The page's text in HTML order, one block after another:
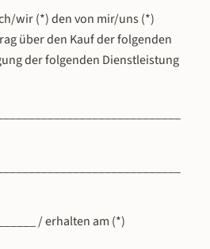
wir (*) den von mir/uns (*)
über den Kauf der folgenden
der folgenden Dienstleistung
/ erhalten am (*)